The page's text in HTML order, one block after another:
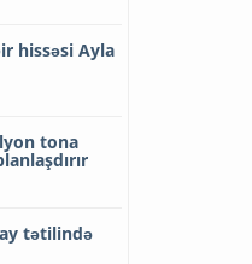
hissəsi Ayla
tona
tətilində